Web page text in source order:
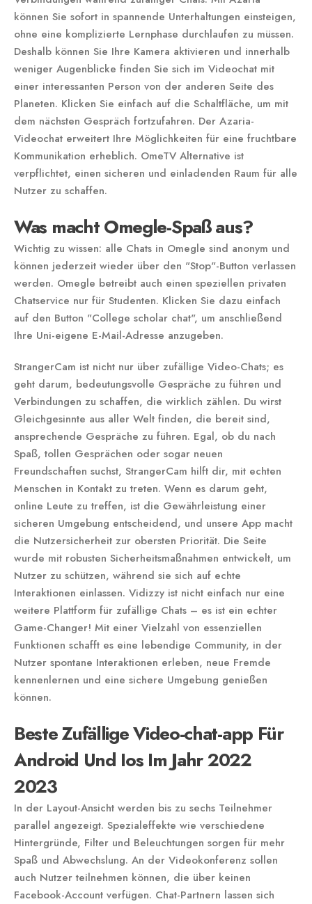
können Sie sofort in spannende Unterhaltungen einsteigen,
ohne eine komplizierte Lernphase durchlaufen zu müssen.
Deshalb können Sie Ihre Kamera aktivieren und innerhalb
weniger Augenblicke finden Sie sich im Videochat mit
einer interessanten Person von der anderen Seite des
Planeten. Klicken Sie einfach auf die Schaltfläche, um mit
dem nächsten Gespräch fortzufahren. Der Azaria-
Videochat erweitert Ihre Möglichkeiten für eine fruchtbare
Kommunikation erheblich. OmeTV Alternative ist
verpflichtet, einen sicheren und einladenden Raum für alle
Nutzer zu schaffen.
Was macht Omegle-Spaß aus?
Wichtig zu wissen: alle Chats in Omegle sind anonym und
können jederzeit wieder über den "Stop"-Button verlassen
werden. Omegle betreibt auch einen speziellen privaten
Chatservice nur für Studenten. Klicken Sie dazu einfach
auf den Button "College scholar chat", um anschließend
Ihre Uni-eigene E-Mail-Adresse anzugeben.
StrangerCam ist nicht nur über zufällige Video-Chats; es
geht darum, bedeutungsvolle Gespräche zu führen und
Verbindungen zu schaffen, die wirklich zählen. Du wirst
Gleichgesinnte aus aller Welt finden, die bereit sind,
ansprechende Gespräche zu führen. Egal, ob du nach
Spaß, tollen Gesprächen oder sogar neuen
Freundschaften suchst, StrangerCam hilft dir, mit echten
Menschen in Kontakt zu treten. Wenn es darum geht,
online Leute zu treffen, ist die Gewährleistung einer
sicheren Umgebung entscheidend, und unsere App macht
die Nutzersicherheit zur obersten Priorität. Die Seite
wurde mit robusten Sicherheitsmaßnahmen entwickelt, um
Nutzer zu schützen, während sie sich auf echte
Interaktionen einlassen. Vidizzy ist nicht einfach nur eine
weitere Plattform für zufällige Chats – es ist ein echter
Game-Changer! Mit einer Vielzahl von essenziellen
Funktionen schafft es eine lebendige Community, in der
Nutzer spontane Interaktionen erleben, neue Fremde
kennenlernen und eine sichere Umgebung genießen
können.
Beste Zufällige Video-chat-app Für
Android Und Ios Im Jahr 2022
2023
In der Layout-Ansicht werden bis zu sechs Teilnehmer
parallel angezeigt. Spezialeffekte wie verschiedene
Hintergründe, Filter und Beleuchtungen sorgen für mehr
Spaß und Abwechslung. An der Videokonferenz sollen
auch Nutzer teilnehmen können, die über keinen
Facebook-Account verfügen. Chat-Partnern lassen sich